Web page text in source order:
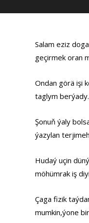
Salam eziz
geçirmek oran
Ondan görä işi
taglym berýady.
Şonuň ýaly
ýazylan
Hudaý uçin
möhümrak iş
Çaga fizik
mumkin,ýone